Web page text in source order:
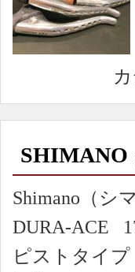
Shimano（シ
DURA-ACE
ピストタイプ